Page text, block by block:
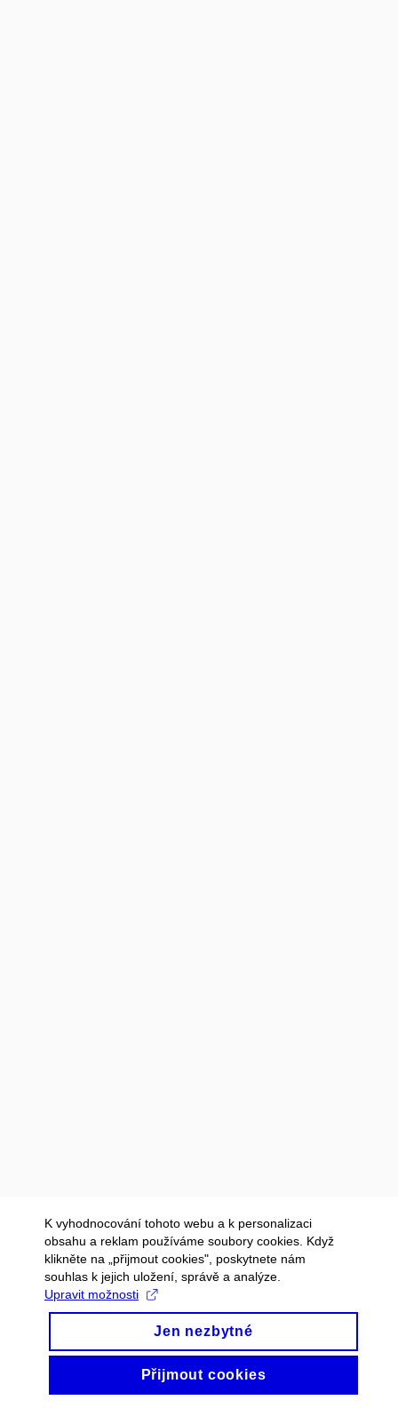
K vyhodnocování tohoto webu a k personalizaci
obsahu a reklam používáme soubory cookies. Když
klikněte na „přijmout cookies", poskytnete nám
souhlas k jejich uložení, správě a analýze.
Upravit možnosti
Jen nezbytné
Přijmout cookies